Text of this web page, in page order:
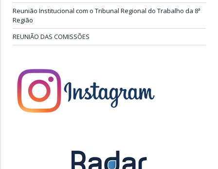
Reunião Institucional com o Tribunal Regional do Trabalho da 8ª
Região
REUNIÃO DAS COMISSÕES